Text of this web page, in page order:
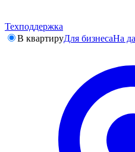
Техподдержка
В квартируДля бизнесаНа